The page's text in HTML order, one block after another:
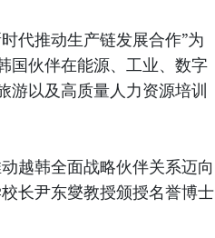
代推动生产链发展合作”为
国伙伴在能源、工业、数字
游以及高质量人力资源培训
越韩全面战略伙伴关系迈向
长尹东燮教授颁授名誉博士